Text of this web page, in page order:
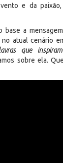
e da
base a
atual cenário
que
sobre ela.